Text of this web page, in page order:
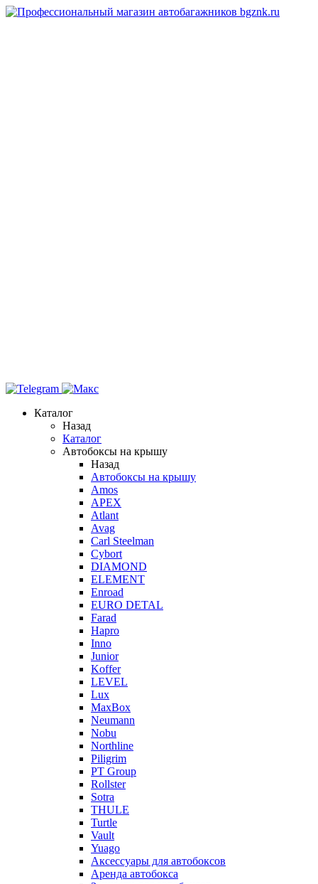
Каталог
Назад
Каталог
Автобоксы на крышу
Назад
Автобоксы на крышу
Amos
APEX
Atlant
Avag
Carl Steelman
Cybort
DIAMOND
ELEMENT
Enroad
EURO DETAL
Farad
Hapro
Inno
Junior
Koffer
LEVEL
Lux
MaxBox
Neumann
Nobu
Northline
Piligrim
PT Group
Rollster
Sotra
THULE
Turtle
Vault
Yuago
Аксессуары для автобоксов
Аренда автобокса